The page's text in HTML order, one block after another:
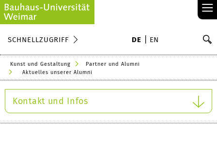
≡
SCHNELLZUGRIFF DE EN
Kunst und Gestaltung
Partner und Alumni
Aktuelles unserer Alumni
Kontakt und Infos